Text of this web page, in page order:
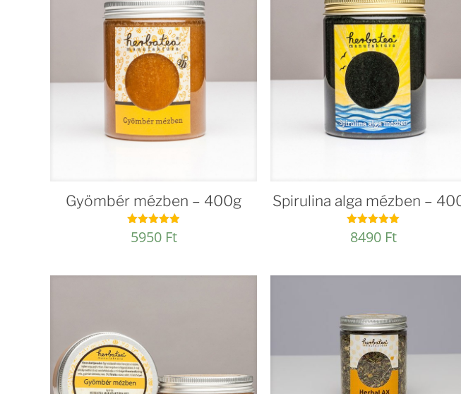
Gyömbér mézben – 400g
Értékelés:
4.93
5950 Ft
Spirulina alga mézben –
Értékelés:
4.98
8490 Ft